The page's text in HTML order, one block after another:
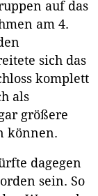
auf das
am 4.
sich das
komplett
als
größere
können.
dagegen
sein. So